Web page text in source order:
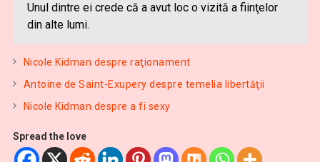
Unul dintre ei crede că a avut loc o vizită a fiinţelor
din alte lumi.
Nicole Kidman despre raţionament
Antoine de Saint-Exupery despre temelia libertăţii
Nicole Kidman despre a fi sexy
Spread the love